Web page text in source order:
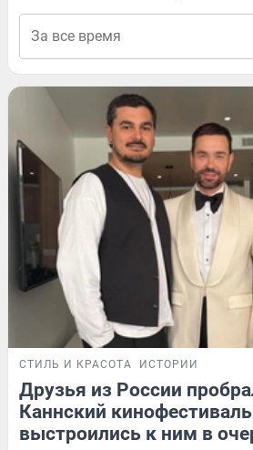
СТИЛЬ И КРАСОТА ИСТОРИИ
Друзья из России
Каннский
выстроились к ним в